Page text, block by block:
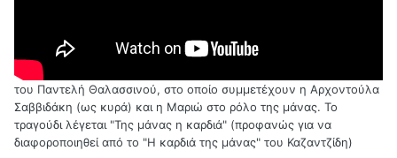
του Παντελή Θαλασσινού, στο οποίο συμμετέχουν η Αρχοντούλα
Σαββιδάκη (ως κυρά) και η Μαριώ στο ρόλο της μάνας. Το
τραγούδι λέγεται "Της μάνας η καρδιά" (προφανώς για να
διαφοροποιηθεί από το "Η καρδιά της μάνας" του Καζαντζίδη)